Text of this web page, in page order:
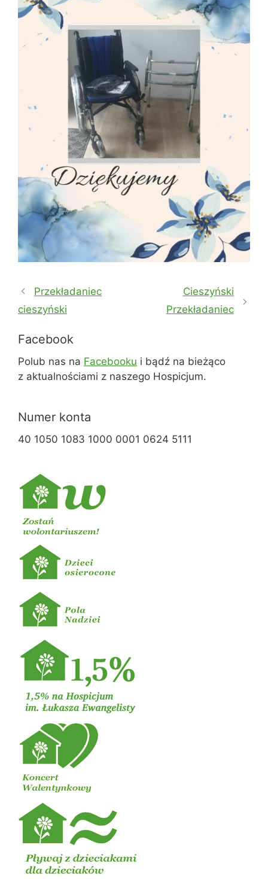
Przekładaniec
cieszyński
Cieszyński
Przekładaniec
Facebook
Polub nas na Facebooku i bądź na bieżąco
z aktualnościami z naszego Hospicjum.
Numer konta
40 1050 1083 1000 0001 0624 5111